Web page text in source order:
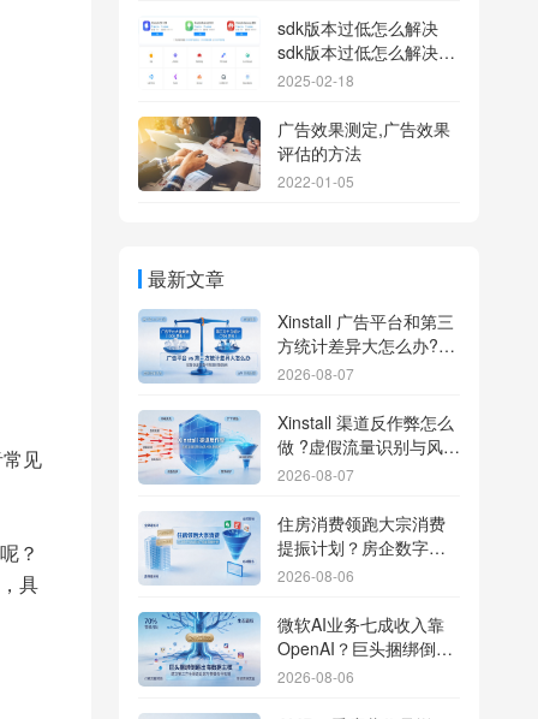
见
？
具
sdk版本过低怎么解决
sdk版本过低怎么解决华
为
2025-02-18
广告效果测定,广告效果
评估的方法
2022-01-05
最新文章
Xinstall 广告平台和第三
方统计差异大怎么办?数
据误差排查指南
2026-08-07
Xinstall 渠道反作弊怎么
做 ?虚假流量识别与风控
防刷解析
2026-08-07
住房消费领跑大宗消费
提振计划？房企数字化
转型加速线下场景智能
2026-08-06
微软AI业务七成收入靠
OpenAI？巨头捆绑倒逼
出海App独立追踪全渠道
2026-08-06